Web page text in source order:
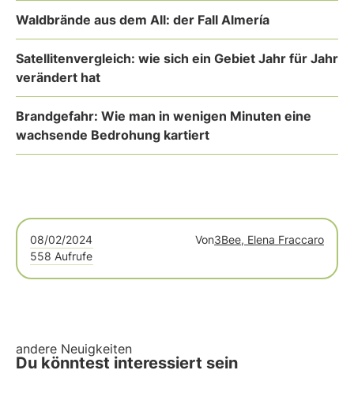
Waldbrände aus dem All: der Fall Almería
Satellitenvergleich: wie sich ein Gebiet Jahr für Jahr
verändert hat
Brandgefahr: Wie man in wenigen Minuten eine
wachsende Bedrohung kartiert
08/02/2024 Von3Bee, Elena Fraccaro
558 Aufrufe
andere Neuigkeiten
Du könntest interessiert sein